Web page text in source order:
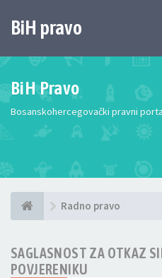
BiH pravo
BiH Pravo
Bosanskohercegovački pravni
Radno pravo
SAGLASNOST ZA OTKAZ
POVJERENIKU